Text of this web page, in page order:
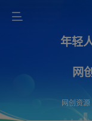
年轻
网
网创资